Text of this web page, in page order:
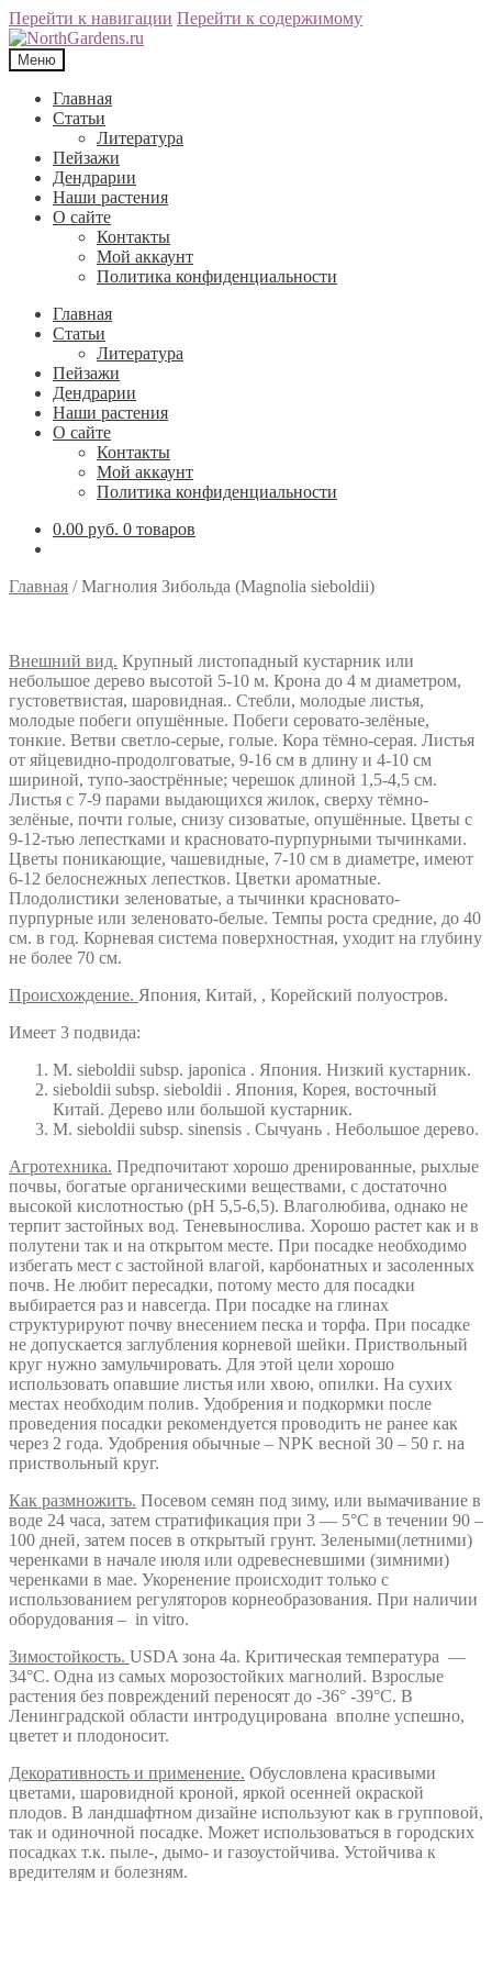
Перейти к навигации Перейти к содержимому
Меню
Главная
Статьи
Литература
Пейзажи
Дендрарии
Наши растения
О сайте
Контакты
Мой аккаунт
Политика конфиденциальности
Главная
Статьи
Литература
Пейзажи
Дендрарии
Наши растения
О сайте
Контакты
Мой аккаунт
Политика конфиденциальности
0.00 руб. 0 товаров
Главная /Магнолия Зибольда (Magnolia sieboldii)
Внешний вид. Крупный листопадный кустарник или
небольшое дерево высотой 5-10 м. Крона до 4 м диаметром,
густоветвистая, шаровидная.. Стебли, молодые листья,
молодые побеги опушённые. Побеги серовато-зелёные,
тонкие. Ветви светло-серые, голые. Кора тёмно-серая. Листья
от яйцевидно-продолговатые, 9-16 см в длину и 4-10 см
шириной, тупо-заострённые; черешок длиной 1,5-4,5 см.
Листья с 7-9 парами выдающихся жилок, сверху тёмно-
зелёные, почти голые, снизу сизоватые, опушённые. Цветы с
9-12-тью лепестками и красновато-пурпурными тычинками.
Цветы поникающие, чашевидные, 7-10 см в диаметре, имеют
6-12 белоснежных лепестков. Цветки ароматные.
Плодолистики зеленоватые, а тычинки красновато-
пурпурные или зеленовато-белые. Темпы роста средние, до 40
см. в год. Корневая система поверхностная, уходит на глубину
не более 70 см.
Происхождение. Япония, Китай, , Корейский полуостров.
Имеет 3 подвида:
M. sieboldii subsp. japonica . Япония. Низкий кустарник.
sieboldii subsp. sieboldii . Япония, Корея, восточный
Китай. Дерево или большой кустарник.
M. sieboldii subsp. sinensis . Сычуань . Небольшое дерево.
Агротехника. Предпочитают хорошо дренированные, рыхлые
почвы, богатые органическими веществами, с достаточно
высокой кислотностью (pН 5,5-6,5). Влаголюбива, однако не
терпит застойных вод. Теневынослива. Хорошо растет как и в
полутени так и на открытом месте. При посадке необходимо
избегать мест с застойной влагой, карбонатных и засоленных
почв. Не любит пересадки, потому место для посадки
выбирается раз и навсегда. При посадке на глинах
структурируют почву внесением песка и торфа. При посадке
не допускается заглубления корневой шейки. Приствольный
круг нужно замульчировать. Для этой цели хорошо
использовать опавшие листья или хвою, опилки. На сухих
местах необходим полив. Удобрения и подкормки после
проведения посадки рекомендуется проводить не ранее как
через 2 года. Удобрения обычные – NPK весной 30 – 50 г. на
приствольный круг.
Как размножить. Посевом семян под зиму, или вымачивание в
воде 24 часа, затем стратификация при 3 — 5°С в течении 90 –
100 дней, затем посев в открытый грунт. Зелеными(летними)
черенками в начале июля или одревесневшими (зимними)
черенками в мае. Укоренение происходит только с
использованием регуляторов корнеобразования. При наличии
оборудования – in vitro.
Зимостойкость. USDA зона 4а. Критическая температура —
34°С. Одна из самых морозостойких магнолий. Взрослые
растения без повреждений переносят до -36° -39°С. В
Ленинградской области интродуцирована вполне успешно,
цветет и плодоносит.
Декоративность и применение. Обусловлена красивыми
цветами, шаровидной кроной, яркой осенней окраской
плодов. В ландшафтном дизайне используют как в групповой,
так и одиночной посадке. Может использоваться в городских
посадках т.к. пыле-, дымо- и газоустойчива. Устойчива к
вредителям и болезням.